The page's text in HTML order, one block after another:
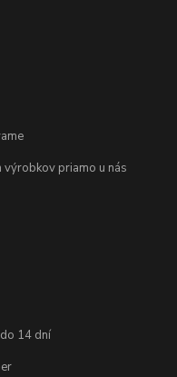
priamo u nás
14 dní